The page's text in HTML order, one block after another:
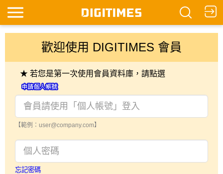
歡迎使用 DIGITIMES 會員
★ 若您是第一次使用會員資料庫，請點選
【範例：user@company.com】
忘記密碼